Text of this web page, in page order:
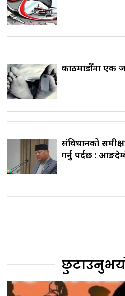
काठमाडौँमा एक
संविधानको
गर्नु पर्दछ :